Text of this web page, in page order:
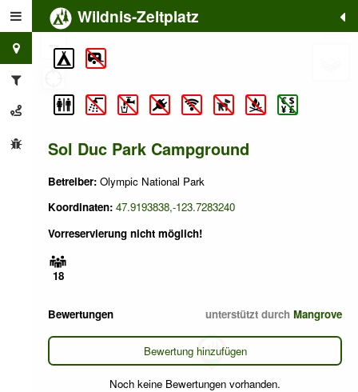
Wildnis-Zeltplatz
Sol Duc Park Campground
Betreiber: Olympic National Park
Koordinaten: 47.9193838,-123.7283240
Vorreservierung nicht möglich!
18
Bewertungen unterstützt durch Mangrove
Bewertung hinzufügen
Noch keine Bewertungen vorhanden.
+
−